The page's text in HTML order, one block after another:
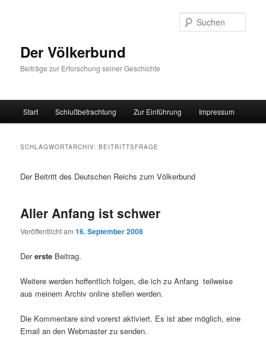
Der Völkerbund
Beiträge zur Erforschung seiner Geschichte
Start Schlußbetrachtung Zur Einführung Impressum
SCHLAGWORTARCHIV:BEITRITTSFRAGE
Der Beitritt des Deutschen Reichs zum Völkerbund
Aller Anfang ist schwer
Veröffentlicht am16. September 2008
Dererste Beitrag.
Weitere werden hoffentlich folgen, die ich zu Anfang teilweise
aus meinem Archiv online stellen werden.
Die Kommentare sind vorerst aktiviert. Es ist aber möglich, eine
Email an den Webmaster zu senden.